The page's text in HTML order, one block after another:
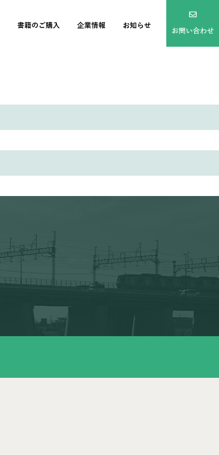
書籍のご購入 企業情報 お知らせ
お問い合わせ